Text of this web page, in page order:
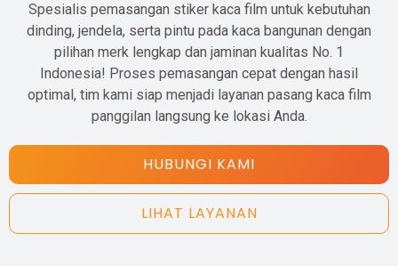
Spesialis pemasangan stiker kaca film untuk kebutuhan
dinding, jendela, serta pintu pada kaca bangunan dengan
pilihan merk lengkap dan jaminan kualitas No. 1
Indonesia! Proses pemasangan cepat dengan hasil
optimal, tim kami siap menjadi layanan pasang kaca film
panggilan langsung ke lokasi Anda.
HUBUNGI KAMI
LIHAT LAYANAN